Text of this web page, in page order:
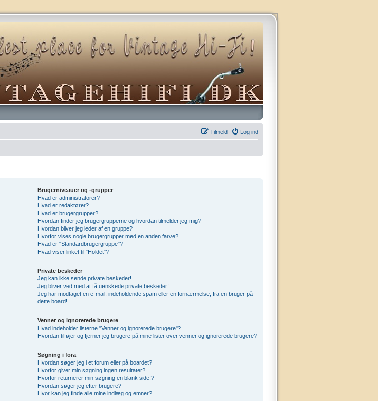
Log ind
Tilmeld
Brugerniveauer og -grupper
Hvad er administratorer?
Hvad er redaktører?
Hvad er brugergrupper?
Hvordan finder jeg brugergrupperne og hvordan tilmelder jeg mig?
Hvordan bliver jeg leder af en gruppe?
Hvorfor vises nogle brugergrupper med en anden farve?
Hvad er "Standardbrugergruppe"?
Hvad viser linket til "Holdet"?
Private beskeder
Jeg kan ikke sende private beskeder!
Jeg bliver ved med at få uønskede private beskeder!
Jeg har modtaget en e-mail, indeholdende spam eller en fornærmelse, fra en bruger på
dette board!
Venner og ignorerede brugere
Hvad indeholder listerne "Venner og ignorerede brugere"?
Hvordan tilføjer og fjerner jeg brugere på mine lister over venner og ignorerede brugere?
Søgning i fora
Hvordan søger jeg i et forum eller på boardet?
Hvorfor giver min søgning ingen resultater?
Hvorfor returnerer min søgning en blank side!?
Hvordan søger jeg efter brugere?
Hvor kan jeg finde alle mine indlæg og emner?